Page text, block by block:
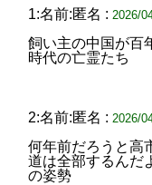
1:名前:匿名 : 2026/
飼い主の中国が百
時代の亡霊たち
2:名前:匿名 : 2026/
何年前だろうと高
道は全部するんだ
の姿勢